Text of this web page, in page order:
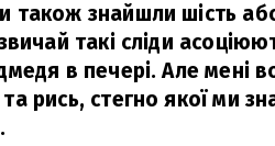
також знайшли шість
такі сліди
в печері. Але мені
рись, стегно якої ми